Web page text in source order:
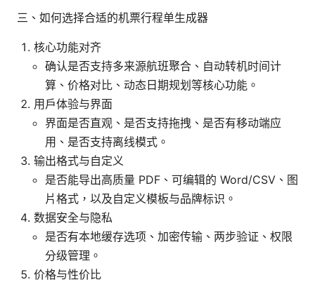
三、如何选择合适的机票行程单生成器
核心功能对齐
确认是否支持多来源航班聚合、自动转机时间计
算、价格对比、动态日期规划等核心功能。
用户体验与界面
界面是否直观、是否支持拖拽、是否有移动端应
用、是否支持离线模式。
输出格式与自定义
是否能导出高质量 PDF、可编辑的 Word/CSV、图
片格式，以及自定义模板与品牌标识。
数据安全与隐私
是否有本地缓存选项、加密传输、两步验证、权限
分级管理。
价格与性价比